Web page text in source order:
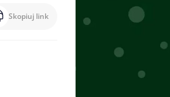
Skopiuj link